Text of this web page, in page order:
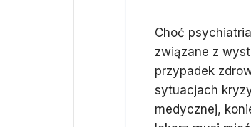
Choć
związane z
przypadek
sytuacjach
medycznej,